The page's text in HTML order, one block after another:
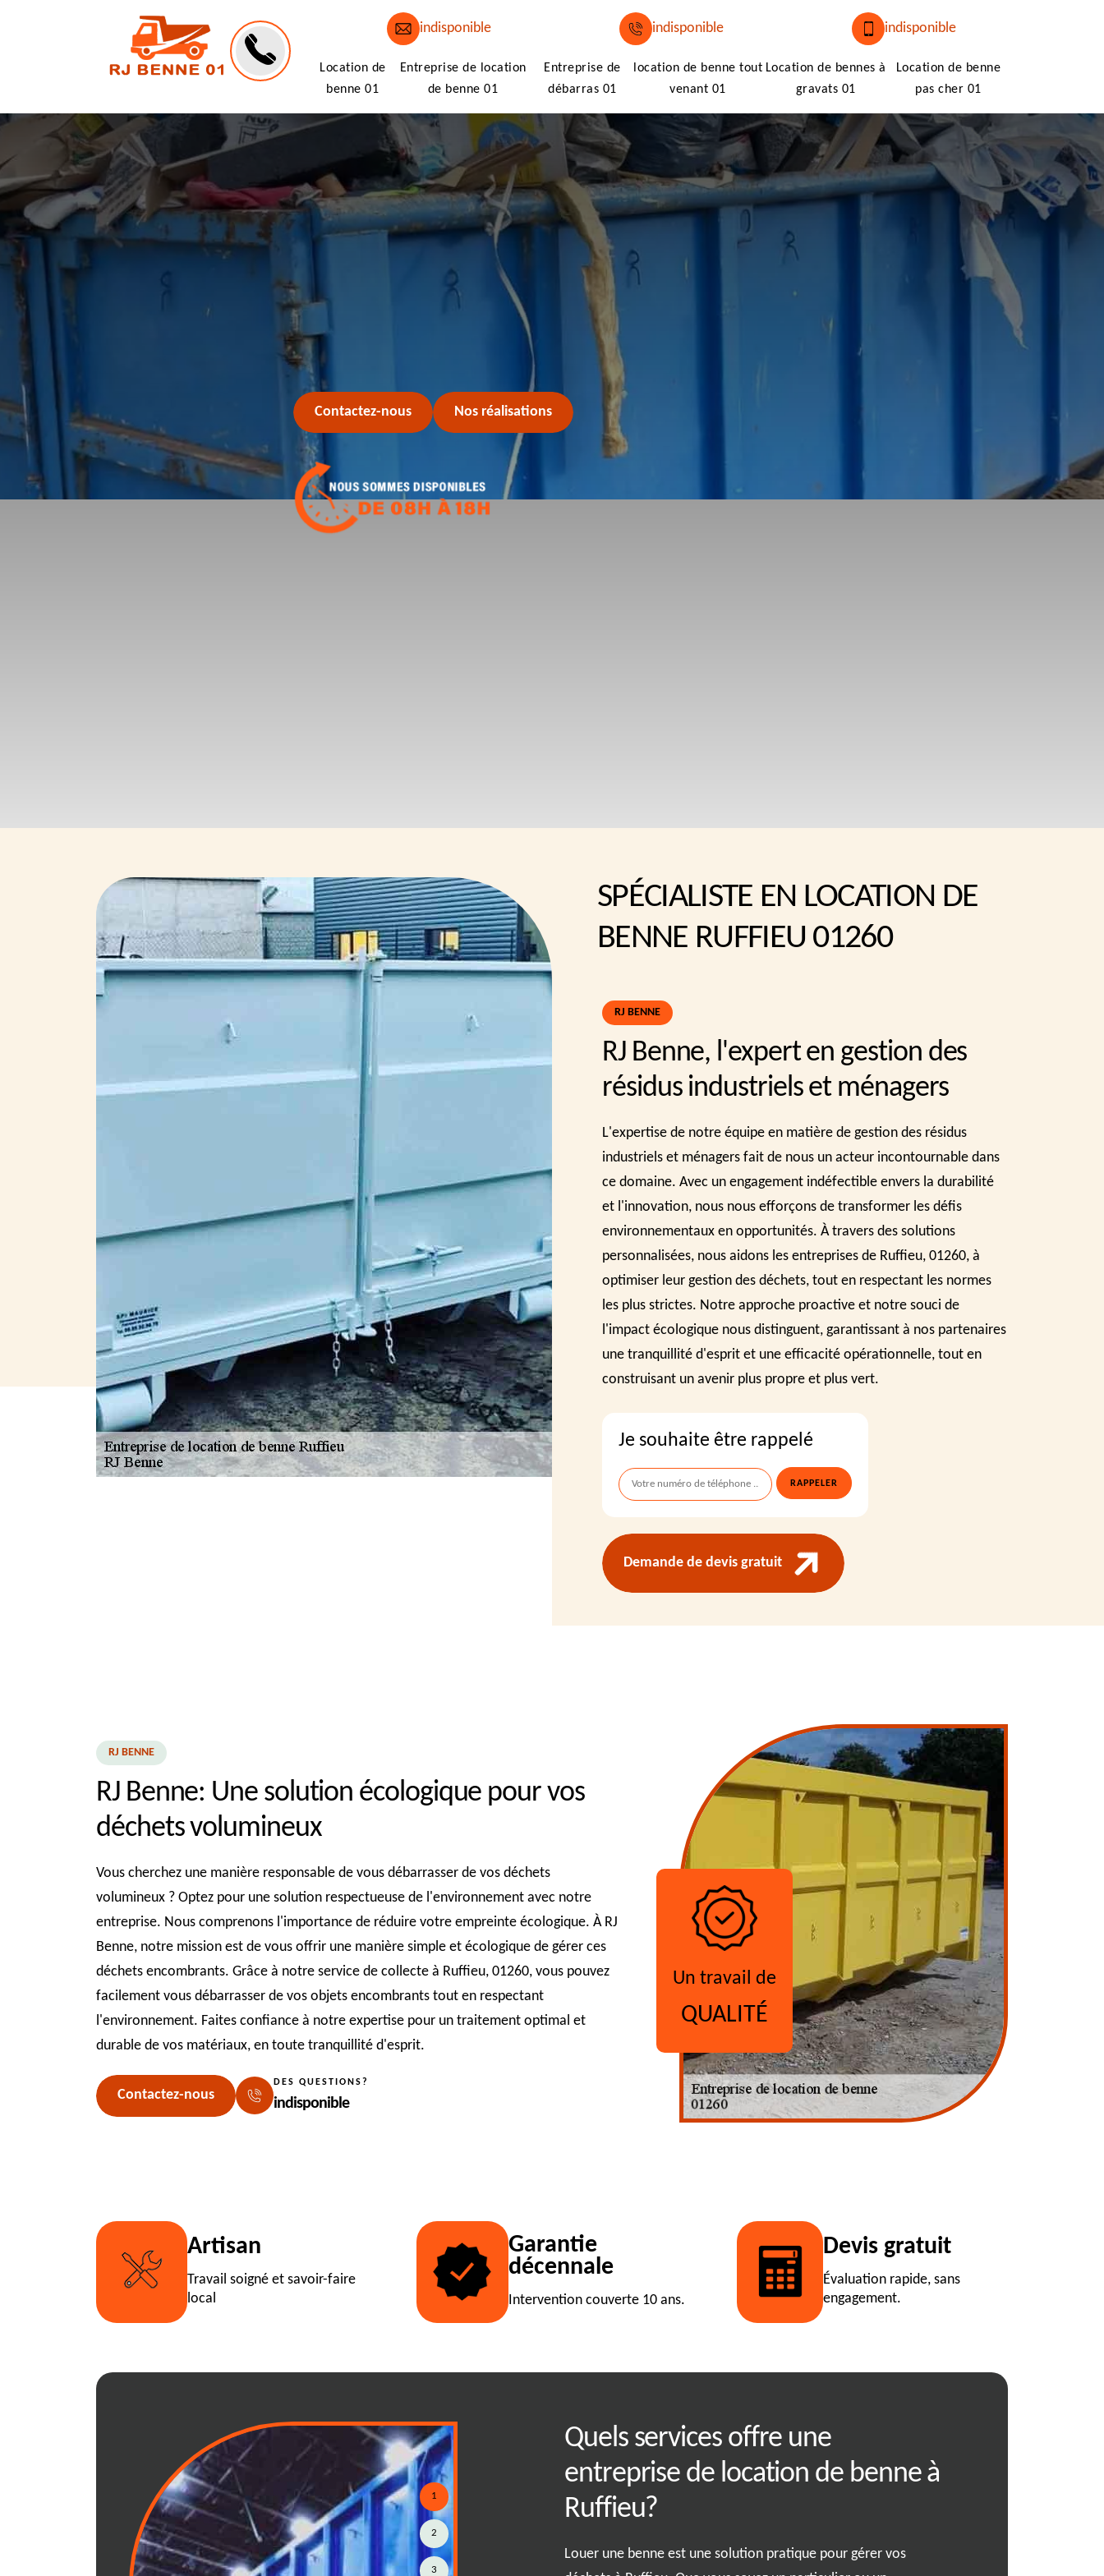
indisponible indisponible indisponible
Location de
benne 01
Entreprise de location
de benne 01
Entreprise de
débarras 01
location de benne tout
venant 01
Location de bennes à
gravats 01
Location de benne
pas cher 01
Contactez-nous Nos réalisations
SPÉCIALISTE EN LOCATION DE
BENNE RUFFIEU 01260
RJ BENNE
RJ Benne, l'expert en gestion des
résidus industriels et ménagers
L'expertise de notre équipe en matière de gestion des résidus
industriels et ménagers fait de nous un acteur incontournable dans
ce domaine. Avec un engagement indéfectible envers la durabilité
et l'innovation, nous nous efforçons de transformer les défis
environnementaux en opportunités. À travers des solutions
personnalisées, nous aidons les entreprises de Ruffieu, 01260, à
optimiser leur gestion des déchets, tout en respectant les normes
les plus strictes. Notre approche proactive et notre souci de
l'impact écologique nous distinguent, garantissant à nos partenaires
une tranquillité d'esprit et une efficacité opérationnelle, tout en
construisant un avenir plus propre et plus vert.
Je souhaite être rappelé
Demande de devis gratuit
RJ BENNE
RJ Benne: Une solution écologique pour vos
déchets volumineux
Vous cherchez une manière responsable de vous débarrasser de vos déchets
volumineux ? Optez pour une solution respectueuse de l'environnement avec notre
entreprise. Nous comprenons l'importance de réduire votre empreinte écologique. À RJ
Benne, notre mission est de vous offrir une manière simple et écologique de gérer ces
déchets encombrants. Grâce à notre service de collecte à Ruffieu, 01260, vous pouvez
facilement vous débarrasser de vos objets encombrants tout en respectant
l'environnement. Faites confiance à notre expertise pour un traitement optimal et
durable de vos matériaux, en toute tranquillité d'esprit.
Contactez-nous
DES QUESTIONS?
indisponible
Un travail de
QUALITÉ
Artisan
Travail soigné et savoir-faire
local
Garantie
décennale
Intervention couverte 10 ans.
Devis gratuit
Évaluation rapide, sans
engagement.
01260 : Location flexible et rapide
chez l'entreprise leader du
marché
La location flexible et rapide est essentielle pour s'adapter aux
Quels services offre une
entreprise de location de benne à
Ruffieu?
Louer une benne est une solution pratique pour gérer vos
1
2
3